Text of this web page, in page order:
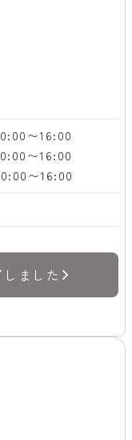
〜16:00
〜16:00
〜16:00
ました